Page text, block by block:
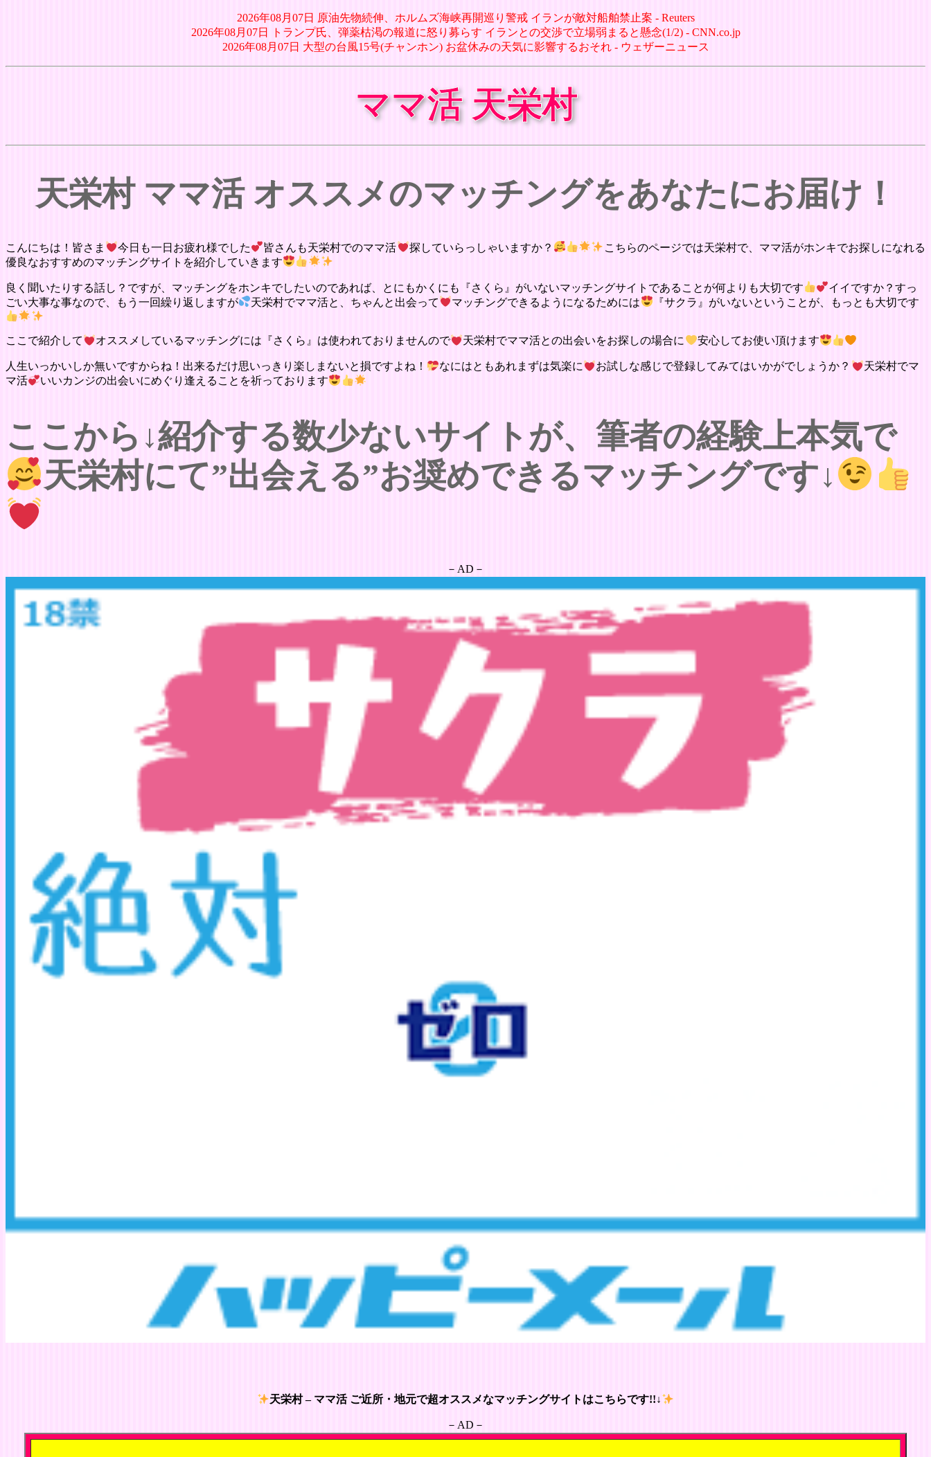
2026年08月07日 原油先物続伸、ホルムズ海峡再開巡り警戒 イランが敵対船舶禁止案 - Reuters
2026年08月07日 トランプ氏、弾薬枯渇の報道に怒り募らす イランとの交渉で立場弱まると懸念(1/2) - CNN.co.jp
2026年08月07日 大型の台風15号(チャンホン) お盆休みの天気に影響するおそれ - ウェザーニュース
ママ活 天栄村
天栄村 ママ活 オススメのマッチングをあなたにお届け！
こんにちは！皆さま 今日も一日お疲れ様でした 皆さんも天栄村でのママ活 探していらっしゃいますか？
こちらのページでは天栄村で、ママ活がホンキでお探しになれる
優良なおすすめのマッチングサイトを紹介していきます
良く聞いたりする話し？ですが、マッチングをホンキでしたいのであれば、とにもかくにも『さくら』がいないマッチングサイトであることが何よりも大切です
イイですか？すっ
ごい大事な事なので、もう一回繰り返しますが
天栄村でママ活と、ちゃんと出会って マッチングできるようになるためには 『サクラ』がいないということが、もっとも大切です
ここで紹介して オススメしているマッチングには『さくら』は使われておりませんので 天栄村でママ活との出会いをお探しの場合に 安心してお使い頂けます
人生いっかいしか無いですからね！出来るだけ思いっきり楽しまないと損ですよね！ なにはともあれまずは気楽に お試しな感じで登録してみてはいかがでしょうか？
天栄村でマ
マ活
いいカンジの出会いにめぐり逢えることを祈っております
ここから↓紹介する数少ないサイトが、筆者の経験上本気で
天栄村にて”出会える”お奨めできるマッチングです↓
－AD－
天栄村 – ママ活 ご近所・地元で超オススメなマッチングサイトはこちらです!!↓
－AD－